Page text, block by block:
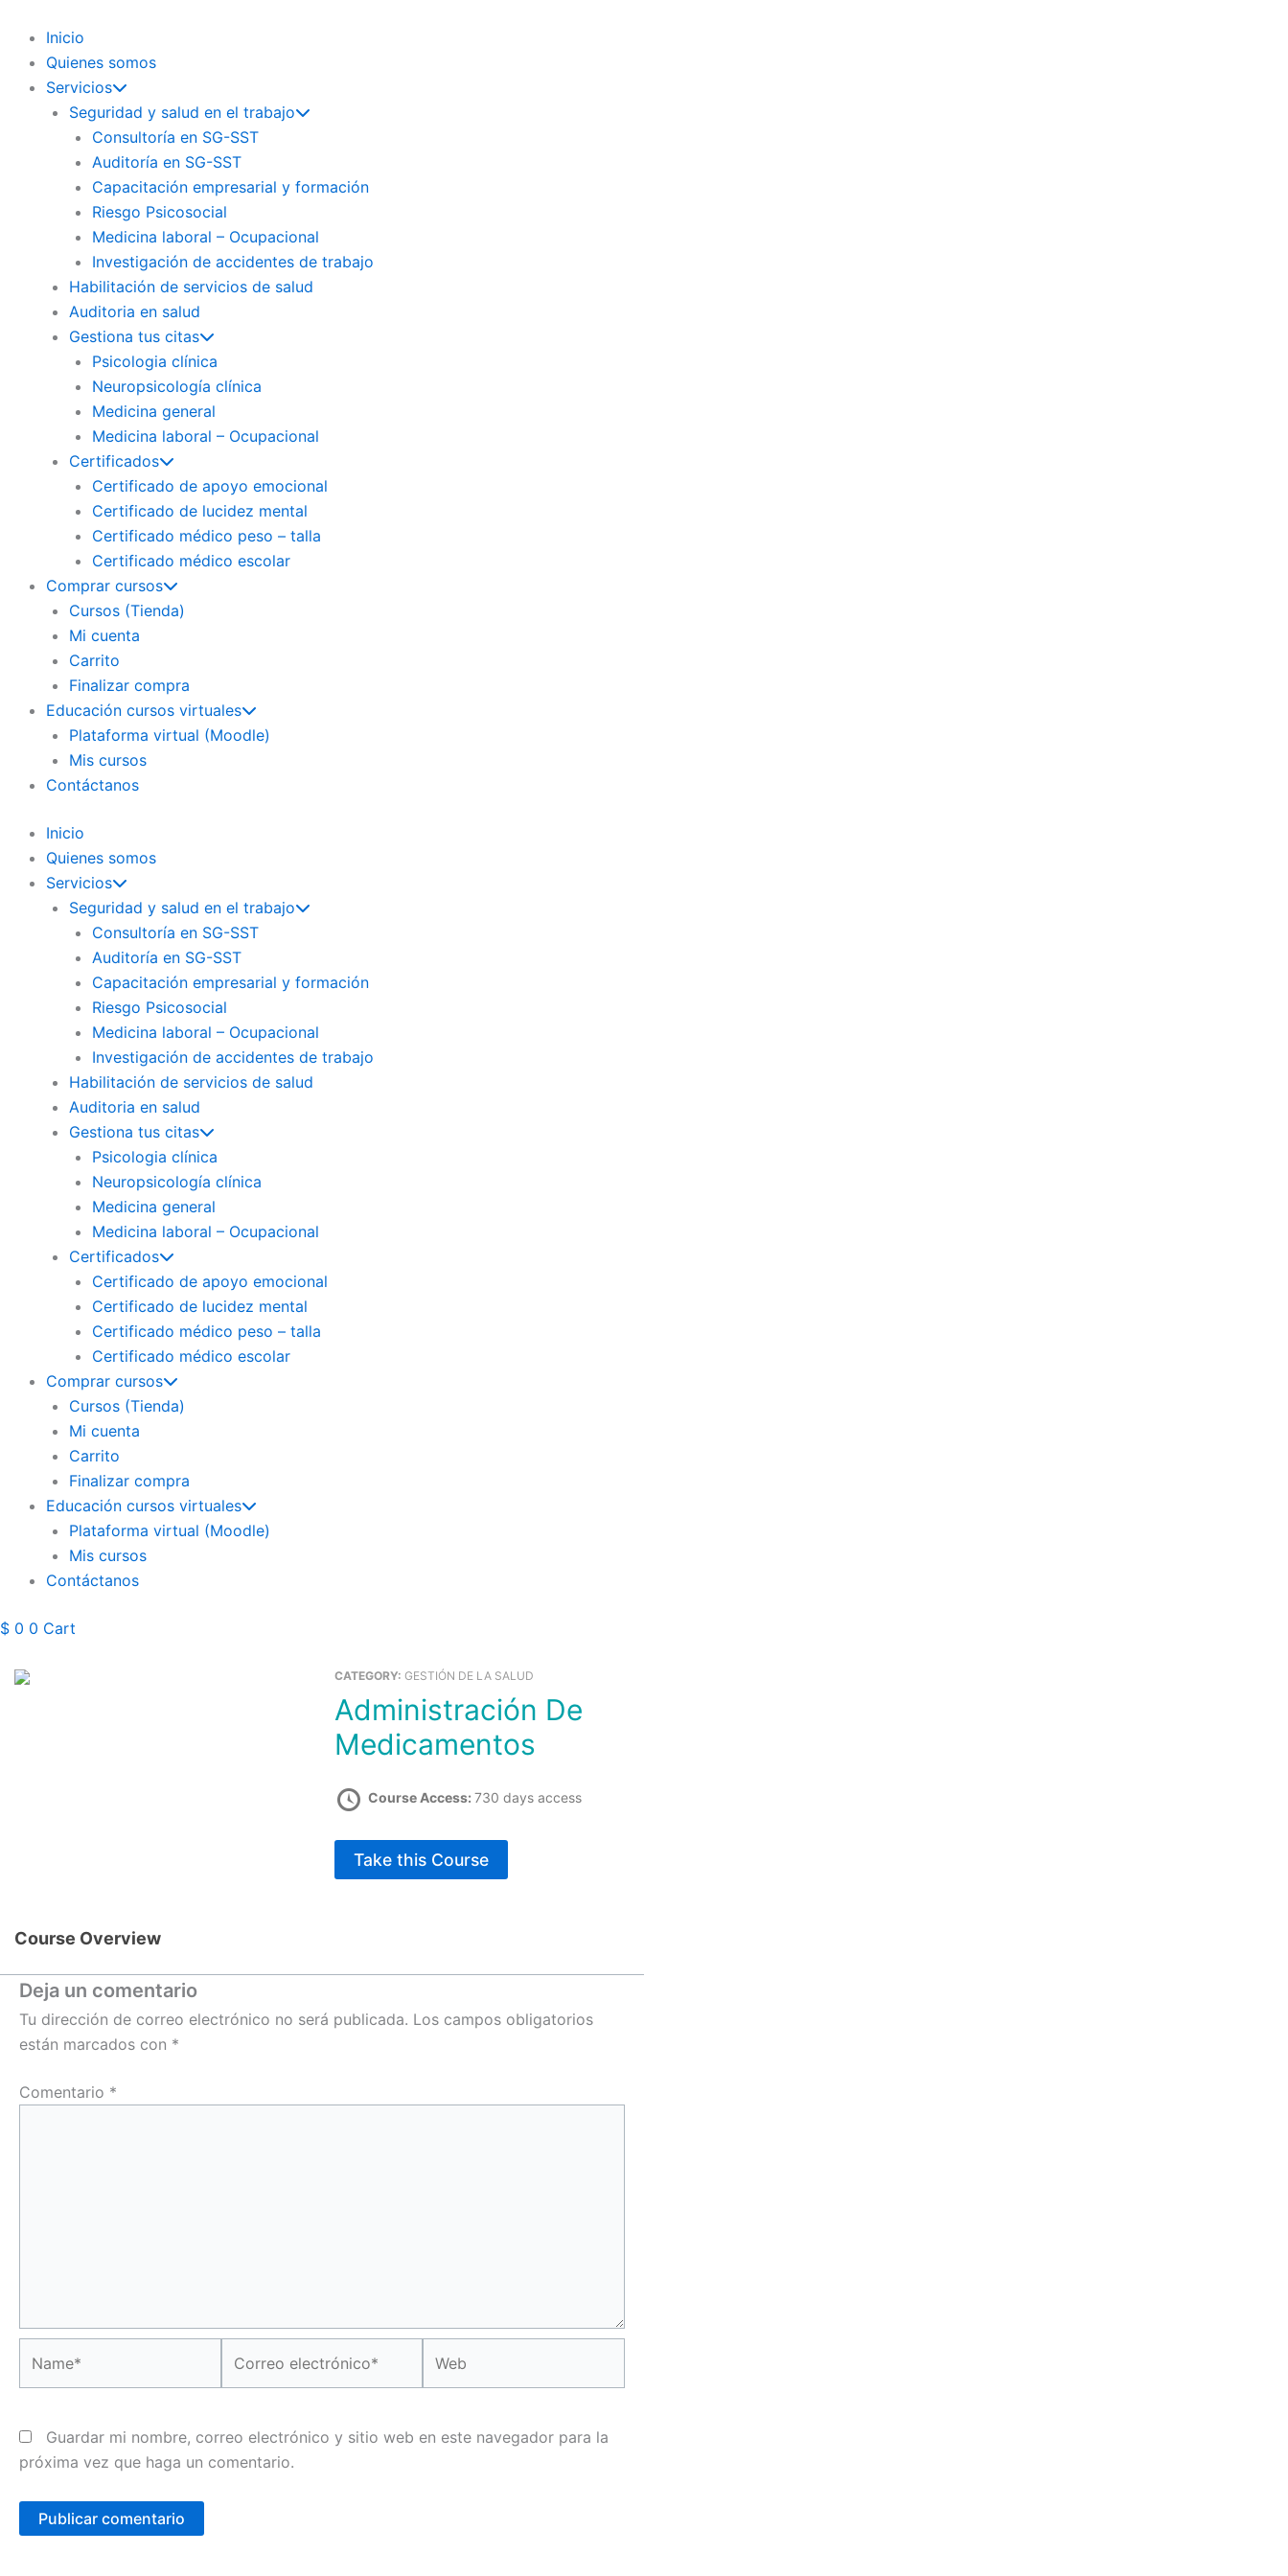
contenido
Inicio
Quienes somos
Servicios
Seguridad y salud en el trabajo
Consultoría en SG-SST
Auditoría en SG-SST
Capacitación empresarial y formación
Riesgo Psicosocial
Medicina laboral – Ocupacional
Investigación de accidentes de trabajo
Habilitación de servicios de salud
Auditoria en salud
Gestiona tus citas
Psicologia clínica
Neuropsicología clínica
Medicina general
Medicina laboral – Ocupacional
Certificados
Certificado de apoyo emocional
Certificado de lucidez mental
Certificado médico peso – talla
Certificado médico escolar
Comprar cursos
Cursos (Tienda)
Mi cuenta
Carrito
Finalizar compra
Educación cursos virtuales
Plataforma virtual (Moodle)
Mis cursos
Contáctanos
Inicio
Quienes somos
Servicios
Seguridad y salud en el trabajo
Consultoría en SG-SST
Auditoría en SG-SST
Capacitación empresarial y formación
Riesgo Psicosocial
Medicina laboral – Ocupacional
Investigación de accidentes de trabajo
Habilitación de servicios de salud
Auditoria en salud
Gestiona tus citas
Psicologia clínica
Neuropsicología clínica
Medicina general
Medicina laboral – Ocupacional
Certificados
Certificado de apoyo emocional
Certificado de lucidez mental
Certificado médico peso – talla
Certificado médico escolar
Comprar cursos
Cursos (Tienda)
Mi cuenta
Carrito
Finalizar compra
Educación cursos virtuales
Plataforma virtual (Moodle)
Mis cursos
Contáctanos
$ 0 0 Cart
CATEGORY: GESTIÓN DE LA SALUD
Administración De
Medicamentos
Course Access: 730 days access
Take this Course
Course Overview
Deja un comentario
Tu dirección de correo electrónico no será publicada. Los campos obligatorios
están marcados con *
Comentario *
electrónico*
Guardar mi nombre, correo electrónico y sitio web en este navegador para la
próxima vez que haga un comentario.